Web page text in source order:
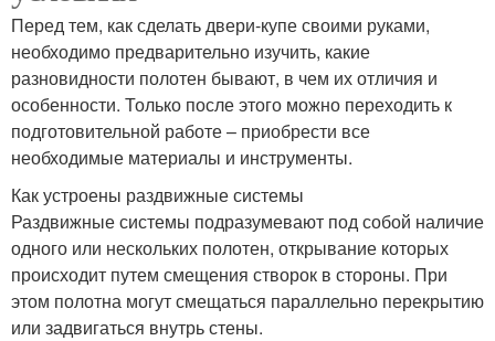
Перед тем, как сделать двери-купе своими руками,
необходимо предварительно изучить, какие
разновидности полотен бывают, в чем их отличия и
особенности. Только после этого можно переходить к
подготовительной работе – приобрести все
необходимые материалы и инструменты.
Как устроены раздвижные системы
Раздвижные системы подразумевают под собой наличие
одного или нескольких полотен, открывание которых
происходит путем смещения створок в стороны. При
этом полотна могут смещаться параллельно перекрытию
или задвигаться внутрь стены.